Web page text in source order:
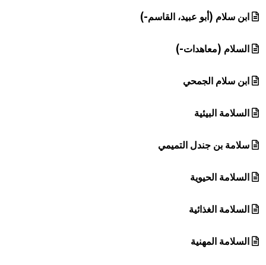
ابن سلام (أبو عبيد، القاسم-)
السلام (معاهدات-)
ابن سلام الجمحي
السلامة البيئية
سلامة بن جندل التميمي
السلامة الحيوية
السلامة الغذائية
السلامة المهنية